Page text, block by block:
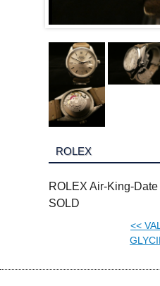
ROLEX
ROLEX Air-King-
SOLD
<<